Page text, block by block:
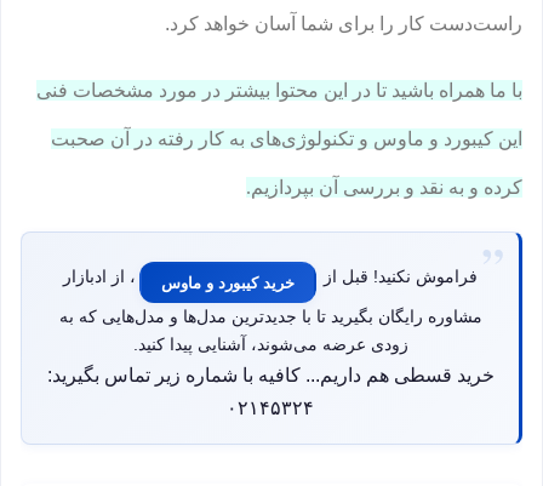
راست‌دست کار را برای شما آسان خواهد کرد.
با ما همراه باشید تا در این محتوا بیشتر در مورد مشخصات فنی
این کیبورد و ماوس و تکنولوژی‌های به کار رفته در آن صحبت
کرده و به نقد و بررسی آن بپردازیم.
فراموش نکنید! قبل از خرید کیبورد و ماوس ، از ادبازار
مشاوره رایگان بگیرید تا با جدیدترین مدل‌ها و مدل‌هایی که به
زودی عرضه می‌شوند، آشنایی پیدا کنید.
خرید قسطی هم داریم... کافیه با شماره زیر تماس بگیرید:
۰۲۱۴۵۳۲۴